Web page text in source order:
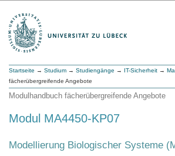
Startseite → Studium → Studiengänge → IT-Sicherheit →
fächerübergreifende Angebote
Modulhandbuch fächerübergreifende Angebote
Modul MA4450-KP07
Modellierung Biologischer Systeme